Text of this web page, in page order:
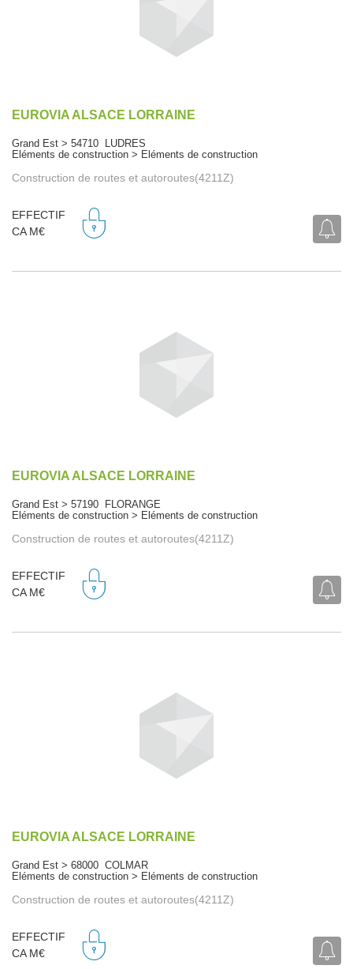
EUROVIA ALSACE LORRAINE
Grand Est > 54710 LUDRES
Eléments de construction > Eléments de construction
Construction de routes et autoroutes(4211Z)
EFFECTIF
CA M€
EUROVIA ALSACE LORRAINE
Grand Est > 57190 FLORANGE
Eléments de construction > Eléments de construction
Construction de routes et autoroutes(4211Z)
EFFECTIF
CA M€
EUROVIA ALSACE LORRAINE
Grand Est > 68000 COLMAR
Eléments de construction > Eléments de construction
Construction de routes et autoroutes(4211Z)
EFFECTIF
CA M€